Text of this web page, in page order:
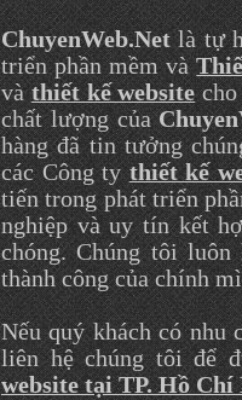
ChuyenWeb.Netlà tự
triển phần mềm và
vàthiết kế websitecho
chất lượng của
hàng đã tin tưởng
các Công tythiết kế
tiến trong phát triển
nghiệp và uy tín kết
chóng. Chúng tôi luôn
thành công của chính
Nếu quý khách có nhu
liên hệ chúng tôi để
website tạiTP. Hồ